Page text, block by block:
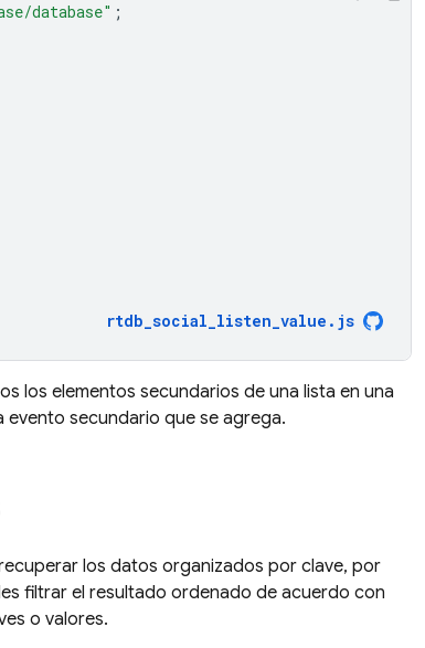
database" ;
rtdb_social_listen_value . js
los elementos secundarios de una lista en una
secundario que se agrega.
los datos organizados por clave, por
filtrar el resultado ordenado de acuerdo con
o valores.